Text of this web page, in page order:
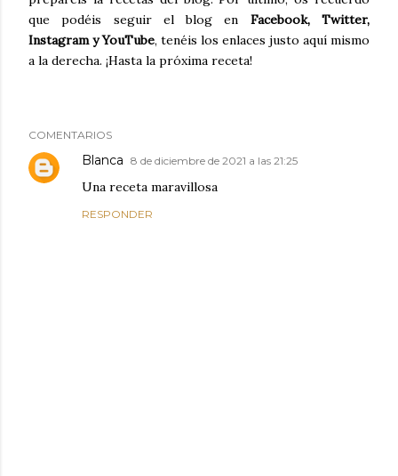
que podéis seguir el blog en Facebook, Twitter,
Instagram y YouTube, tenéis los enlaces justo aquí mismo
a la derecha. ¡Hasta la próxima receta!
COMENTARIOS
Blanca 8 de diciembre de 2021 a las 21:25
Una receta maravillosa
RESPONDER